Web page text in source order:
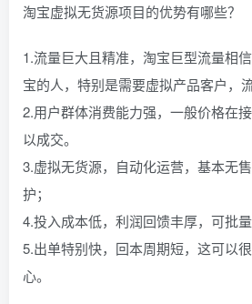
淘宝虚拟无货源项目的优势有哪些？
1.流量巨大且精准，淘宝巨型流量相
宝的人，特别是需要虚拟产品客户，
2.用户群体消费能力强，一般价格在
以成交。
3.虚拟无货源，自动化运营，基本无
护；
4.投入成本低，利润回馈丰厚，可批量
5.出单特别快，回本周期短，这可以
心。